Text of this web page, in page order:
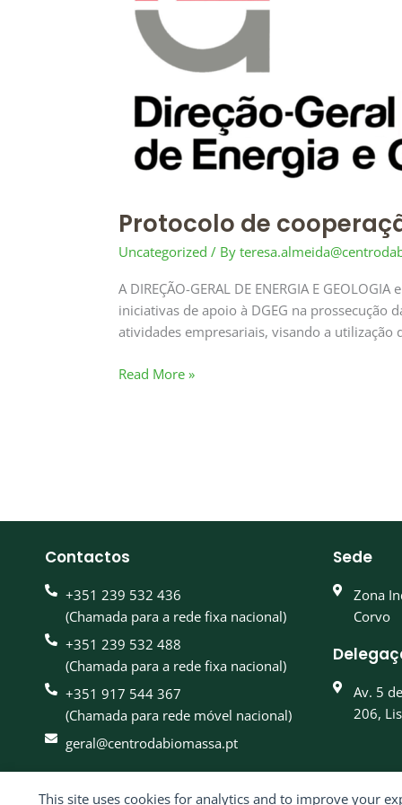
This site uses cookies for analytics and to improve your
Protocolo de
Uncategorized / By
A DIREÇÃO-GERAL DE ENERGIA E
iniciativas de apoio à DGEG na
atividades empresariais, visando a
CBE
Read More »
Contactos
+351 239 532 436
(Chamada para a rede fixa nacional)
+351 239 532 488
(Chamada para a rede fixa nacional)
+351 917 544 367
(Chamada para rede móvel nacional)
geral@centrodabiomassa.pt
Sede
Zona
Corvo
Av. 5
206,